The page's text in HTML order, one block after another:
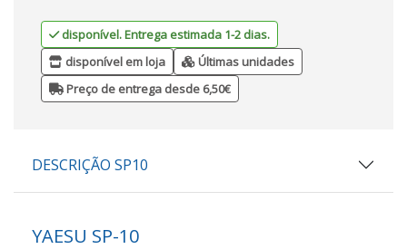
disponível. Entrega estimada 1-2 dias.
disponível em loja
Últimas unidades
Preço de entrega desde 6,50€
DESCRIÇÃO SP10
YAESU SP-10